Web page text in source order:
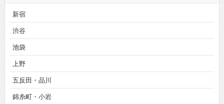
新宿
渋谷
池袋
上野
五反田・品川
錦糸町・小岩